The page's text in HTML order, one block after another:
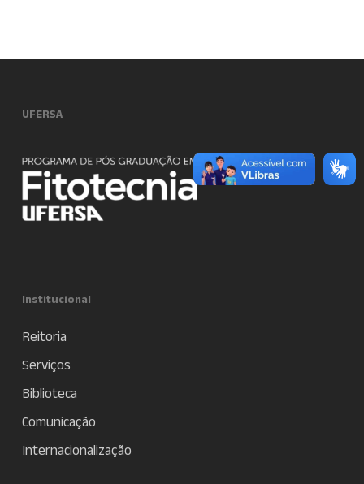
UFERSA
Institucional
Reitoria
Serviços
Biblioteca
Comunicação
Internacionalização